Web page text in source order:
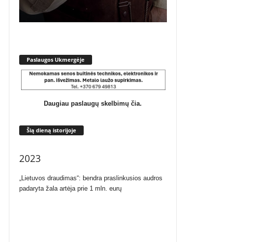
Paslaugos Ukmergėje
Daugiau paslaugų skelbimų čia.
Šią dieną istorijoje
2023
„Lietuvos draudimas“: bendra praslinkusios audros
padaryta žala artėja prie 1 mln. eurų